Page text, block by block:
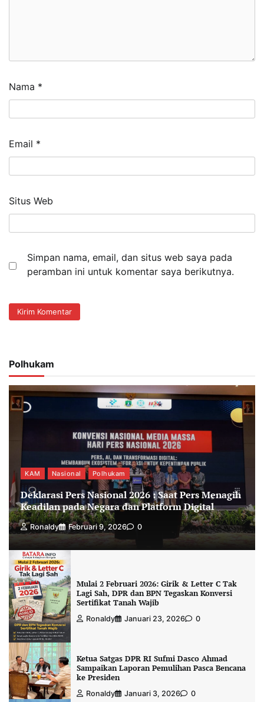
Nama *
Email *
Situs Web
Simpan nama, email, dan situs web saya pada
peramban ini untuk komentar saya berikutnya.
Polhukam
KAM Nasional Polhukam
Deklarasi Pers Nasional 2026 : Saat Pers Menagih
Keadilan pada Negara dan Platform Digital
Ronaldy Februari 9, 2026 0
Mulai 2 Februari 2026: Girik & Letter C Tak
Lagi Sah, DPR dan BPN Tegaskan Konversi
Sertifikat Tanah Wajib
Ronaldy Januari 23, 2026 0
Ketua Satgas DPR RI Sufmi Dasco Ahmad
Sampaikan Laporan Pemulihan Pasca Bencana
ke Presiden
Ronaldy Januari 3, 2026 0